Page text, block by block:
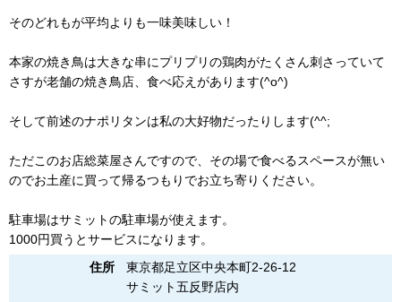
そのどれもが平均よりも一味美味しい！
本家の焼き鳥は大きな串にプリプリの鶏肉がたくさん刺さっていて
さすが老舗の焼き鳥店、食べ応えがあります(^o^)
そして前述のナポリタンは私の大好物だったりします(^^;
ただこのお店総菜屋さんですので、その場で食べるスペースが無い
のでお土産に買って帰るつもりでお立ち寄りください。
駐車場はサミットの駐車場が使えます。
1000円買うとサービスになります。
住所
東京都足立区中央本町2-26-12
サミット五反野店内